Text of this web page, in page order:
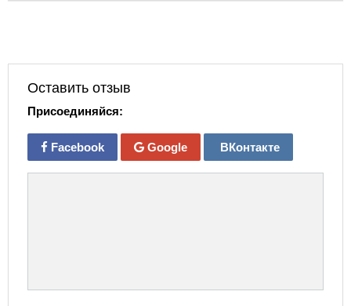
Оставить отзыв
Присоединяйся:
Facebook Google ВКонтакте